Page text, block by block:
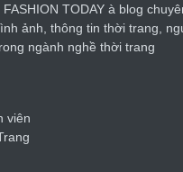
TODAY à blog
ảnh, thông tin thời trang,
ngành nghề thời trang
viên